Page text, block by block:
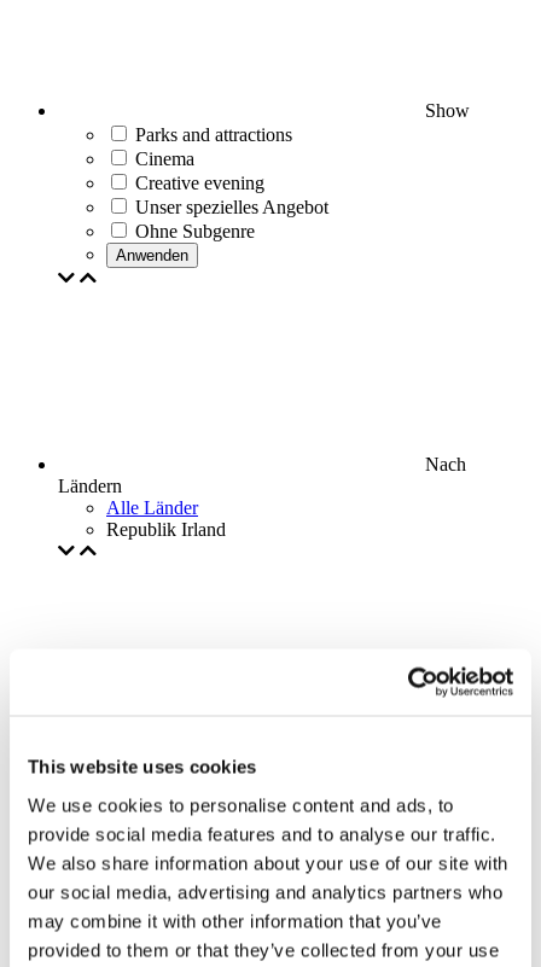
This website uses cookies
We use cookies to personalise content and ads, to
provide social media features and to analyse our traffic.
We also share information about your use of our site with
our social media, advertising and analytics partners who
may combine it with other information that you’ve
provided to them or that they’ve collected from your use
Show
Parks and attractions
Cinema
Creative evening
Unser spezielles Angebot
Ohne Subgenre
Anwenden
Nach
Ländern
Alle Länder
Republik Irland